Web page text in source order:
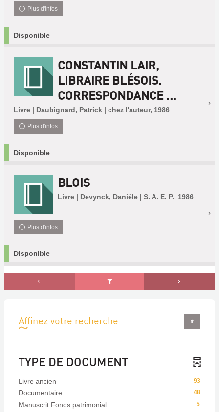
Plus d'infos
Disponible
CONSTANTIN LAIR,
LIBRAIRE BLÉSOIS.
CORRESPONDANCE ...
Livre | Daubignard, Patrick | chez l'auteur, 1986
Plus d'infos
Disponible
BLOIS
Livre | Devynck, Danièle | S. A. E. P., 1986
Plus d'infos
Disponible
Affinez votre recherche
TYPE DE DOCUMENT
93
Livre ancien
48
Documentaire
5
Manuscrit Fonds patrimonial